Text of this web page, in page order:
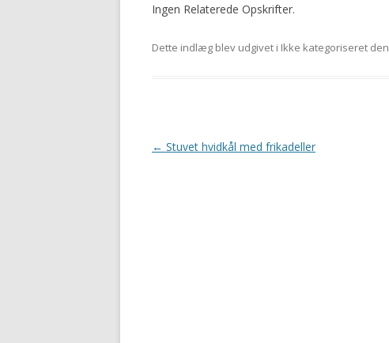
Ingen Relaterede Opskrifter.
Dette indlæg blev udgivet i Ikke kategoriseret den
Indlægsnavigation
← Stuvet hvidkål med frikadeller